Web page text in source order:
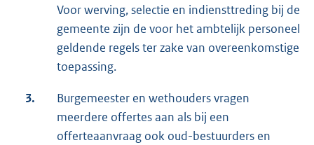
Voor werving, selectie en indiensttreding bij de
gemeente zijn de voor het ambtelijk personeel
geldende regels ter zake van overeenkomstige
toepassing.
3.
Burgemeester en wethouders vragen
meerdere offertes aan als bij een
offerteaanvraag ook oud-bestuurders en